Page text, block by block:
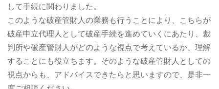
して手続に関わりました。
このような破産管財人の業務も行うことにより、こちらが
破産申立代理人として破産手続を進めていくにあたり、裁
判所や破産管財人がどのような視点で考えているか、理解
することにも役立ちます。そのような破産管財人としての
視点からも、アドバイスできたらと思いますので、是非一